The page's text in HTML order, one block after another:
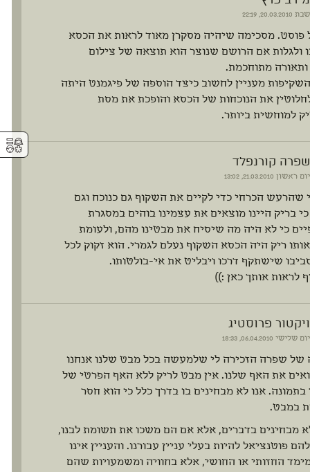
שבת
פוסט. מסכימה שיהיה מסקרן מאוד לראות את הכסא
ולגלות אם הרושם שנוצר הוא תוצאה של צילום
ותאורה מתוחכמת.
השקיפות מעניין לחשוב כיצד הוספה של פיגמנט היתה
את הנוכחות של הכסא והופכת את מסת
למוחשית ביותר.
שפרה קורנפלד
יום ראשון
שהרעש הכרחי כדי לקיים את השקוף גם כנוכח וגם
בריק היינו מוצאים את עצמינו בוהים במסגרת
כי לא היה מה שיסיח את מבטינו מהם, ולעומת
ריק היה הכסא השקוף נעלם לגמרי. הוא זקוק לכל
שישתקף דרכו ויבליט את אי-בולטותו.
לראות אותך כאן :))
ויקטור פרוסטיג
יום שלישי
של שפרה הזכירה לי שלמעשה בכל מבט שלנו אנחנו
את האף שלנו. אין מבט לריק ללא האף הפרטי של
אנו לא מבחינים בו בדרך כלל כי הוא חסר
במבט.
מבחינים בדברים, אלא אם הם משכו את תשומת לבנו,
פוטנציאל להיות בעלי עניין עבורנו. והעניין אינו
החזותי או החושי, אלא בחוויה ומשמעויות שהם
⚥︎